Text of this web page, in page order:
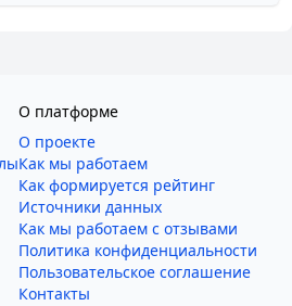
О платформе
О проекте
Как мы работаем
Как формируется рейтинг
Источники данных
Как мы работаем с отзывами
Политика конфиденциальности
Пользовательское соглашение
Контакты